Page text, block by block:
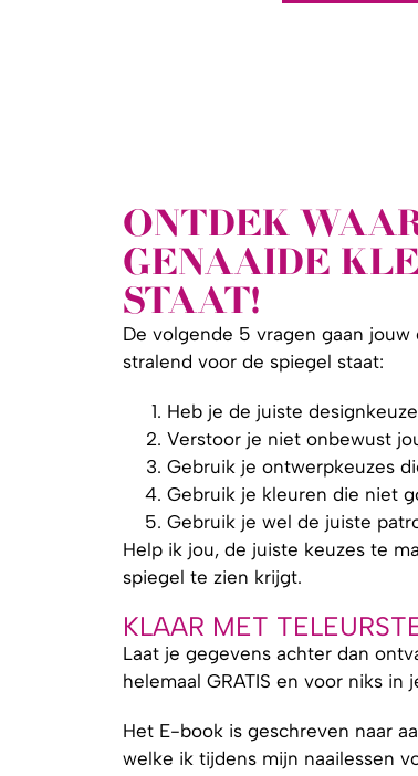
ONTDEK
GENAAIDE
STAAT!
De volgende 5 vragen gaan
stralend voor de spiegel staat:
Heb je de juiste
Verstoor je niet onbewust
Gebruik je ontwerpkeuzes
Gebruik je kleuren die niet
Gebruik je wel de juiste
Help ik jou, de juiste keuzes te
spiegel te zien krijgt.
KLAAR MET
Laat je gegevens achter dan
helemaal GRATIS en voor niks in
Het E-book is geschreven naar
welke ik tijdens mijn naailessen